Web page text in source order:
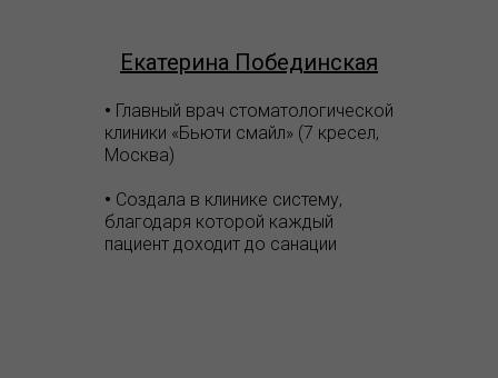
Екатерина Побединская
• Главный врач стоматологической
клиники «Бьюти смайл» (7 кресел,
Москва)
• Создала в клинике систему,
благодаря которой каждый
пациент доходит до санации